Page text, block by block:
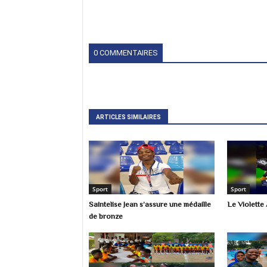
0 COMMENTAIRES
ARTICLES SIMILAIRES
Sport
Saintelise Jean s’assure une médaille
de bronze
Sport
Le Violette